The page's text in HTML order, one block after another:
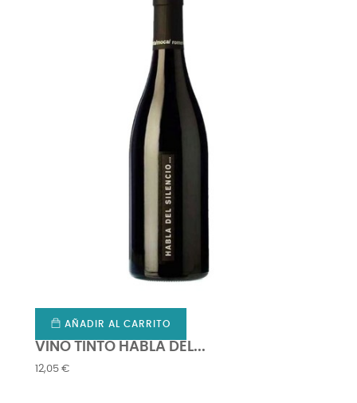
AÑADIR AL CARRITO
VINO TINTO HABLA DEL...
Precio
12,05 €